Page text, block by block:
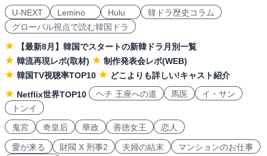
U-NEXT
Lemino Hulu
韓ドラ歴史コラム
グローバル視点で読む韓国ドラ
【最新8月】韓国でスタートの新韓ドラ月別一覧
韓流再現レポ(取材)
制作発表会レポ(WEB)
韓国TV視聴率TOP10
どこよりも詳しい!キャスト紹介
Netflix世界TOP10
ヘチ 王座への道 馬医
イ・サン
トンイ
鬼宮
奇皇后 華政 善徳女王 恋人
愛が来る 財閥 X 刑事2 夫婦の結末
マンションのお仕事